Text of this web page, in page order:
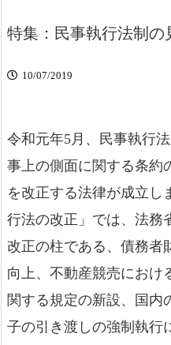
特集：民事執行法制の
10/07/2019
令和元年5月、民事執行
事上の側面に関する条約
を改正する法律が成立し
行法の改正」では、法務
改正の柱である、債務者
向上、不動産競売におけ
関する規定の新設、国内
子の引き渡しの強制執行